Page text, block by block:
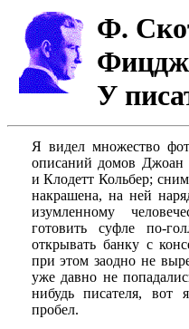
Ф.
У
Я видел множество
описаний домов
и Клодетт Кольбер;
накрашена, на ней
изумленному
готовить суфле по-
открывать банку с
при этом заодно не
уже давно не
нибудь писателя, вот
пробел.